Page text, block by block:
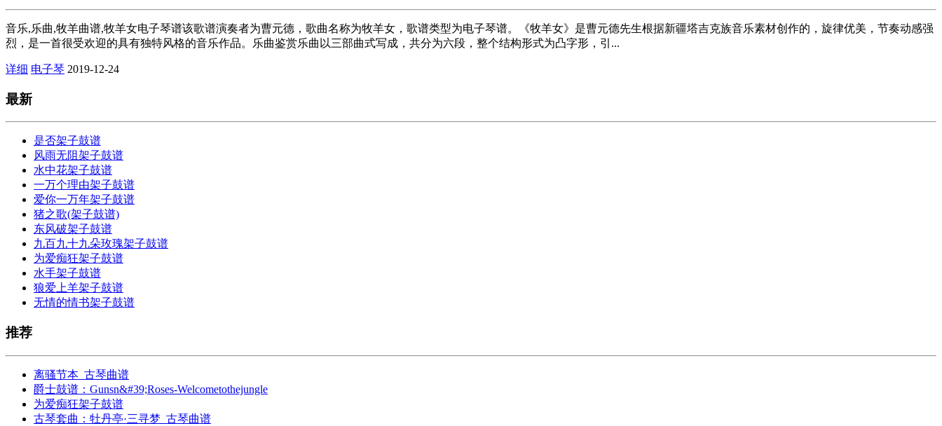
音乐,乐曲,牧羊曲谱,牧羊女电子琴谱该歌谱演奏者为曹元德，歌曲名称为牧羊女，歌谱类型为电子琴谱。《牧羊女》是曹元德先生根据新疆塔吉克族音乐素材创作的，旋律优美，节奏动感强
烈，是一首很受欢迎的具有独特风格的音乐作品。乐曲鉴赏乐曲以三部曲式写成，共分为六段，整个结构形式为凸字形，引...
详细 电子琴 2019-12-24
最新
是否架子鼓谱
风雨无阻架子鼓谱
水中花架子鼓谱
一万个理由架子鼓谱
爱你一万年架子鼓谱
猪之歌(架子鼓谱)
东风破架子鼓谱
九百九十九朵玫瑰架子鼓谱
为爱痴狂架子鼓谱
水手架子鼓谱
狼爱上羊架子鼓谱
无情的情书架子鼓谱
推荐
离骚节本_古琴曲谱
爵士鼓谱：Gunsn&#39;Roses-Welcometothejungle
为爱痴狂架子鼓谱
古琴套曲：牡丹亭·三寻梦_古琴曲谱